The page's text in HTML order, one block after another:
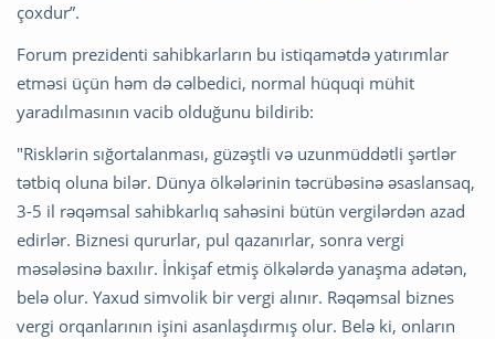
çoxdur”.
Forum prezidenti sahibkarların bu istiqamətdə yatırımlar
etməsi üçün həm də cəlbedici, normal hüquqi mühit
yaradılmasının vacib olduğunu bildirib:
"Risklərin sığortalanması, güzəştli və uzunmüddətli şərtlər
tətbiq oluna bilər. Dünya ölkələrinin təcrübəsinə əsaslansaq,
3-5 il rəqəmsal sahibkarlıq sahəsini bütün vergilərdən azad
edirlər. Biznesi qururlar, pul qazanırlar, sonra vergi
məsələsinə baxılır. İnkişaf etmiş ölkələrdə yanaşma adətən,
belə olur. Yaxud simvolik bir vergi alınır. Rəqəmsal biznes
vergi orqanlarının işini asanlaşdırmış olur. Belə ki, onların